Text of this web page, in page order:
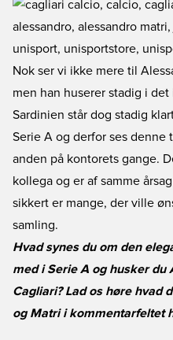
Nok ser vi ikke mere til
men han huserer stadig i
Sardinien står dog stadig
Serie A og derfor ses denne
anden på kontorets gange.
kollega og er af samme
sikkert er mange, der ville
samling.
Hvad synes du om den
med i Serie A og husker du
Cagliari? Lad os høre hvad
og Matri i kommentarfeltet